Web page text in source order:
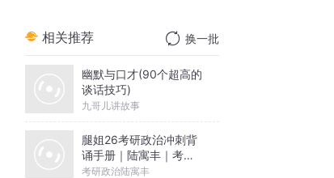
相关推荐 换一批
幽默与口才(90个超高的
谈话技巧)
九哥儿讲故事
腿姐26考研政治冲刺背
诵手册｜陆寓丰｜考点
带背
考研政治陆寓丰